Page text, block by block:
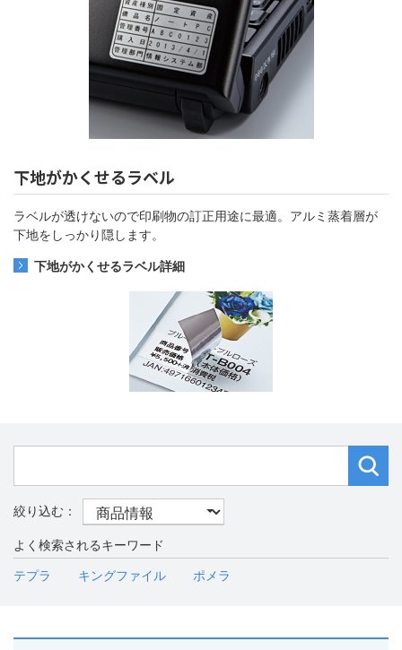
下地がかくせるラベル
ラベルが透けないので印刷物の訂正用途に最適。アルミ蒸着層が
下地をしっかり隠します。
下地がかくせるラベル詳細
よく検索されるキーワード
テプラ キングファイル ポメラ